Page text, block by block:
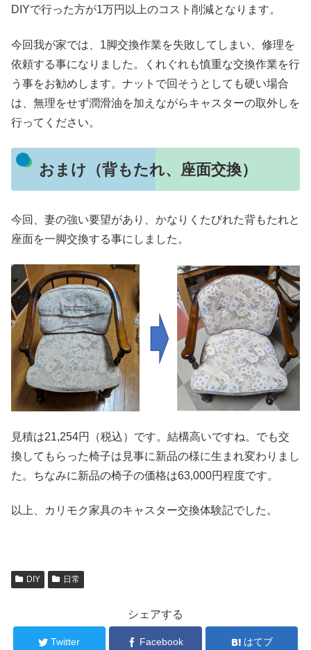
DIYで行った方が1万円以上のコスト削減となります。
今回我が家では、1脚交換作業を失敗してしまい、修理を
依頼する事になりました。くれぐれも慎重な交換作業を行
う事をお勧めします。ナットで回そうとしても硬い場合
は、無理をせず潤滑油を加えながらキャスターの取外しを
行ってください。
おまけ（背もたれ、座面交換）
今回、妻の強い要望があり、かなりくたびれた背もたれと
座面を一脚交換する事にしました。
見積は21,254円（税込）です。結構高いですね。でも交
換してもらった椅子は見事に新品の様に生まれ変わりまし
た。ちなみに新品の椅子の価格は63,000円程度です。
以上、カリモク家具のキャスター交換体験記でした。
DIY 日常
シェアする
Twitter Facebook はてブ